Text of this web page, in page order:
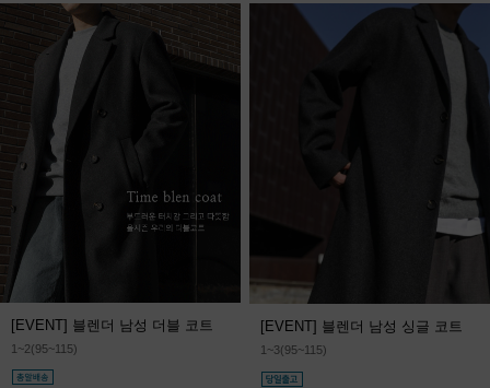
[EVENT] 블렌더 남성 더블 코트
1~2(95~115)
[EVENT] 블렌더 남성 싱글 코트
1~3(95~115)